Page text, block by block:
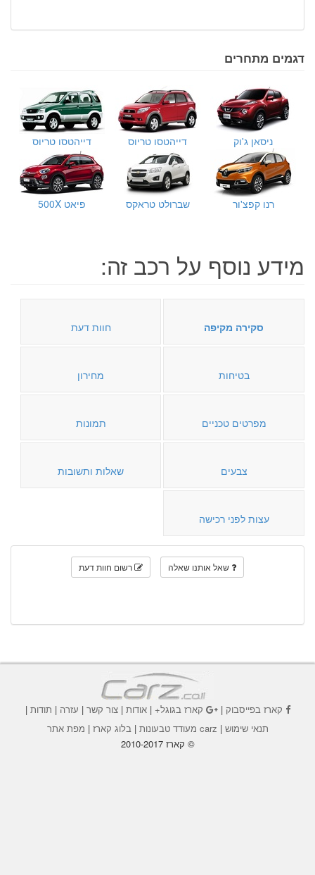
דגמים מתחרים
ניסאן ג'וק דייהטסו טריוס דייהטסו טריוס
רנו קפצ'ור שברולט טראקס פיאט 500X
מידע נוסף על רכב זה:
סקירה מקיפה חוות דעת
בטיחות מחירון
מפרטים טכניים תמונות
צבעים שאלות ותשובות
עצות לפני רכישה
שאל אותנו שאלה רשום חוות דעת
קארז בפייסבוק| קארז בגוגל+|אודות |צור קשר | עזרה | תודות |
תנאי שימוש | carz מעודד טבעונות | בלוג קארז | מפת אתר
© קארז 2010-2017